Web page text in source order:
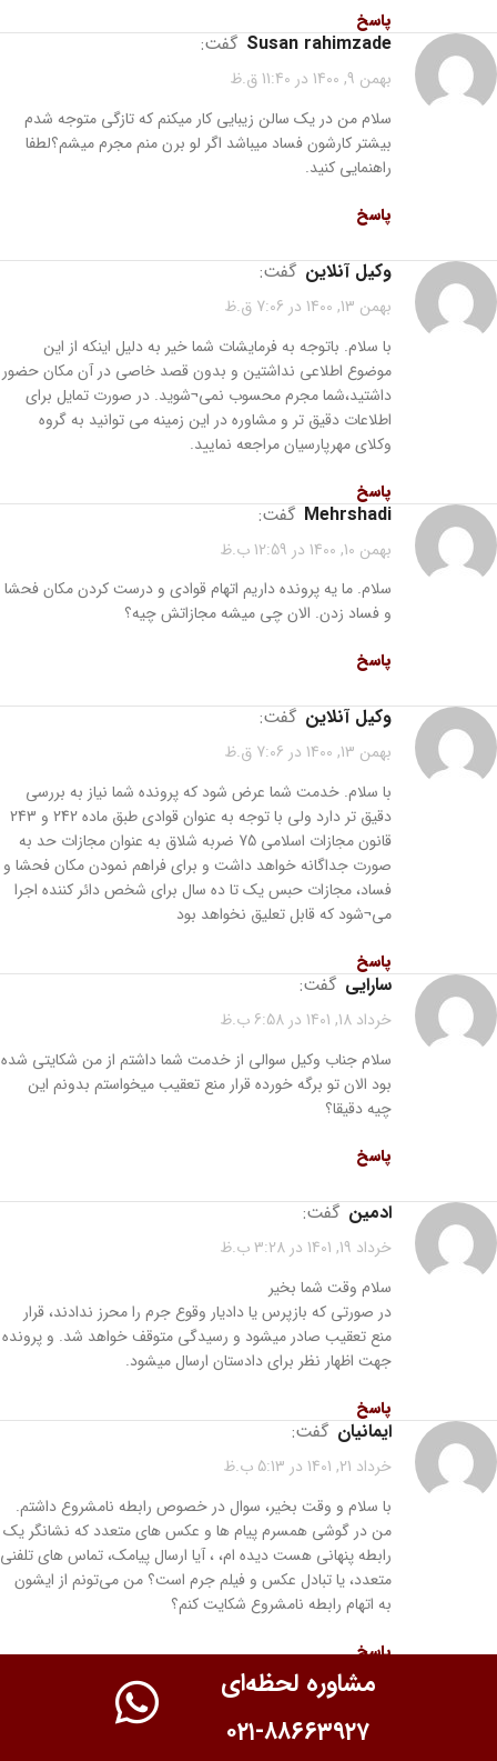
پاسخ
susan rahimzade گفت:
بهمن 9, 1400 در 11:40 ق.ظ
سلام من در یک سالن زیبایی کار میکنم که تازگی متوجه شدم
بیشتر کارشون فساد میباشد اگر لو برن منم مجرم میشم؟لطفا
راهنمایی کنید.
پاسخ
وکیل آنلاین گفت:
بهمن 13, 1400 در 7:06 ق.ظ
با سلام. باتوجه به فرمایشات شما خیر به دلیل اینکه از این
موضوع اطلاعی نداشتین و بدون قصد خاصی در آن مکان حضور
داشتید،شما مجرم محسوب نمی¬شوید. در صورت تمایل برای
اطلاعات دقیق تر و مشاوره در این زمینه می توانید به گروه
وکلای مهرپارسیان مراجعه نمایید.
پاسخ
mehrshadi گفت:
بهمن 10, 1400 در 12:59 ب.ظ
سلام. ما یه پرونده داریم اتهام قوادی و درست کردن مکان فحشا
و فساد زدن. الان چی میشه مجازاتش چیه؟
پاسخ
وکیل آنلاین گفت:
بهمن 13, 1400 در 7:06 ق.ظ
با سلام. خدمت شما عرض شود که پرونده شما نیاز به بررسی
دقیق تر دارد ولی با توجه به عنوان قوادی طبق ماده 242 و 243
قانون مجازات اسلامی 75 ضربه شلاق به عنوان مجازات حد به
صورت جداگانه خواهد داشت و برای فراهم نمودن مکان فحشا و
فساد، مجازات حبس یک تا ده سال برای شخص دائر کننده اجرا
می¬شود که قابل تعلیق نخواهد بود
پاسخ
سارایی گفت:
خرداد 18, 1401 در 6:58 ب.ظ
سلام جناب وکیل سوالی از خدمت شما داشتم از من شکایتی شده
بود الان تو برگه خورده قرار منع تعقیب میخواستم بدونم این
چیه دقیقا؟
پاسخ
ادمین گفت:
خرداد 19, 1401 در 3:28 ب.ظ
سلام وقت شما بخیر
در صورتی که بازپرس یا دادیار وقوع جرم را محرز ندادند، قرار
منع تعقیب صادر میشود و رسیدگی متوقف خواهد شد. و پرونده
جهت اظهار نظر برای دادستان ارسال میشود.
پاسخ
ایمانیان گفت:
خرداد 21, 1401 در 5:13 ب.ظ
با سلام و وقت بخیر، سوال در خصوص رابطه نامشروع داشتم.
من در گوشی همسرم پیام ها و عکس های متعدد که نشانگر یک
رابطه پنهانی هست دیده ام، ، آیا ارسال پیامک، تماس های تلفنی
متعدد، یا تبادل عکس و فیلم جرم است؟ من می‌تونم از ایشون
به اتهام رابطه نامشروع شکایت کنم؟
پاسخ
گفت:
خرداد 26, 1401 در 0:54 ق.ظ
مشاوره لحظه‌ای
۰۲۱-۸۸۶۶۳۹۲۷